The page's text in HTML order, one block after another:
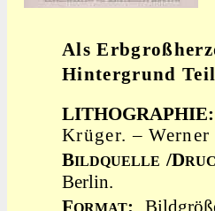
Als
Hintergrund
LITHOGRAPHIE:
Krüger. –
BILDQUELLE /D
Berlin.
FORMAT: